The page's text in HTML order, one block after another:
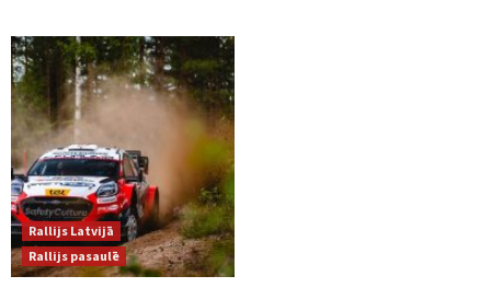
Rallijs Latvijā
Rallijs pasaulē